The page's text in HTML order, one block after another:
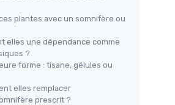
plantes avec un somnifère ou
elles une dépendance comme
?
forme : tisane, gélules ou
elles remplacer
prescrit ?